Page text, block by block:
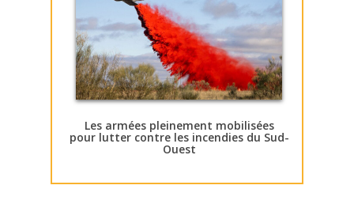
Les armées pleinement mobilisées
pour lutter contre les incendies du Sud-
Ouest